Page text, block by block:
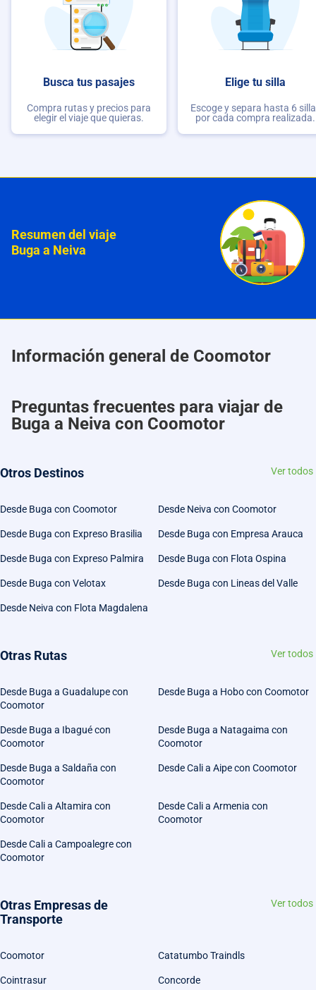
Busca tus pasajes
Compra rutas y precios para
elegir el viaje que quieras.
Elige tu silla
Escoge y separa hasta 6
por cada compra realizada.
Resumen del viaje
Buga a Neiva
Información general de Coomotor
Preguntas frecuentes para viajar de
Buga a Neiva con Coomotor
Otros Destinos Ver todos
Desde Buga con Coomotor Desde Neiva con Coomotor
Desde Buga con Expreso Brasilia Desde Buga con Empresa Arauca
Desde Buga con Expreso Palmira Desde Buga con Flota Ospina
Desde Buga con Velotax Desde Buga con Lineas del Valle
Desde Neiva con Flota Magdalena
Otras Rutas Ver todos
Desde Buga a Guadalupe con
Coomotor
Desde Buga a Hobo con Coomotor
Desde Buga a Ibagué con
Coomotor
Desde Buga a Natagaima con
Coomotor
Desde Buga a Saldaña con
Coomotor
Desde Cali a Aipe con Coomotor
Desde Cali a Altamira con
Coomotor
Desde Cali a Armenia con
Coomotor
Desde Cali a Campoalegre con
Coomotor
Otras Empresas de
Transporte
Ver todos
Coomotor Catatumbo Traindls
Cointrasur Concorde